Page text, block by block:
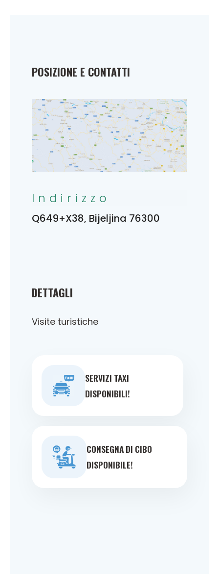
DETTAGLI
Visite turistiche
SERVIZI TAXI
DISPONIBILI!
CONSEGNA DI CIBO
DISPONIBILE!
POSIZIONE E CONTATTI
Indirizzo
Q649+X38, Bijeljina 76300